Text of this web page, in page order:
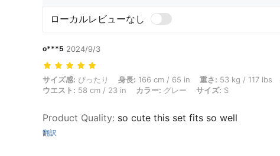
ローカルレビューなし
o***5 2024/9/3
サイズ感: ぴったり, 身長: 166 cm / 65 in, 重さ: 53 kg / 117 lbs, バスト: 71
サイズ感: ぴったり 身長: 166 cm / 65 in 重さ: 53 kg / 117 lbs
ウエスト: 58 cm / 23 in カラー: グレー サイズ: S
Product Quality: so cute this set fits so well
翻訳